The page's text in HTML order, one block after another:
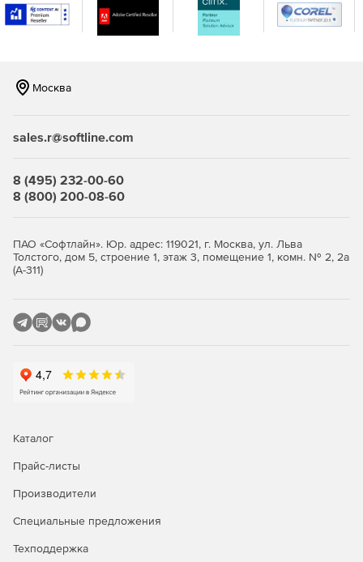
Новый класс деструкторов автоматически
вызывается, когда экземпляр класса удаляется.
работы в приложении.
элементов управления.
Новый стиль Office 2013 для IDE и приложений.
Модернизированные диалоги IDE.
создания HTML или PDF отчетов на базе бизнес-
данных.
Москва
sales.r@softline.com
8 (495) 232-00-60
8 (800) 200-08-60
ПАО «Софтлайн». Юр. адрес: 119021, г. Москва, ул. Льва
Толстого, дом 5, строение 1, этаж 3, помещение 1, комн. № 2, 2а
(А-311)
Каталог
Прайс-листы
Производители
Специальные предложения
Техподдержка